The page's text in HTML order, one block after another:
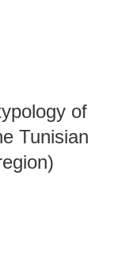
of
Tunisian